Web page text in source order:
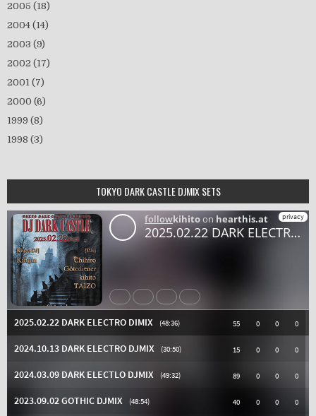
2005 (18)
2004 (14)
2003 (9)
2002 (17)
2001 (7)
2000 (6)
1999 (8)
1998 (3)
TOKYO DARK CASTLE DJMIX SETS